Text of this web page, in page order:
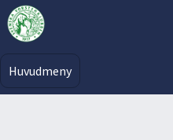
Huvudmeny